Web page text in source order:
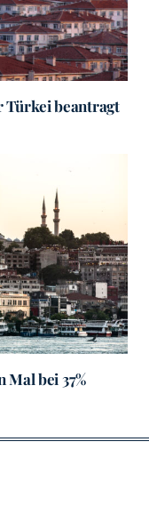
Türkei beantragt
bei 37%